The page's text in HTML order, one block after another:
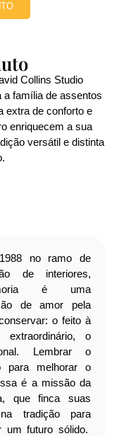
Collins Studio
a família de assentos
extra de conforto e
enriquecem a sua
versátil e distinta
no ramo de
de interiores,
é uma
de amor pela
o feito à
o
Lembrar o
para melhorar o
é a missão da
que finca suas
tradição para
um futuro sólido.